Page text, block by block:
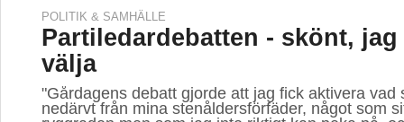
POLITIK & SAMHÄLLE
Partiledardebatten - skönt,
välja
"Gårdagens debatt gjorde att jag fick aktivera vad
nedärvt från mina stenåldersförfäder, något som